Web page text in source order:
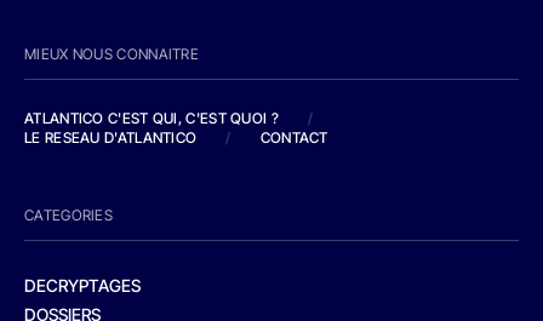
MIEUX NOUS CONNAITRE
ATLANTICO C'EST QUI, C'EST QUOI ?
/
LE RESEAU D'ATLANTICO
/ CONTACT
CATEGORIES
DECRYPTAGES
DOSSIERS